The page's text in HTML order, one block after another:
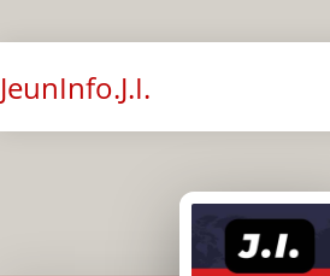
JeunInfo.J.I.